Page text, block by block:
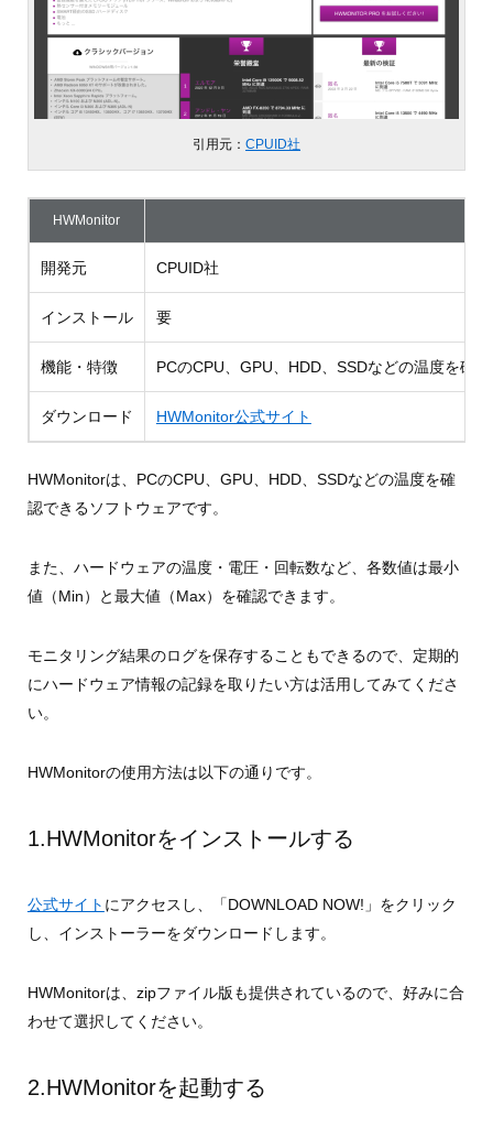
引用元： CPUID社
HWMonitor
開発元 CPUID社
インストール 要
機能・特徴 PCのCPU、GPU、HDD、SSDなどの温度を確
ダウンロード HWMonitor公式サイト
HWMonitorは、PCのCPU、GPU、HDD、SSDなどの温度を確
認できるソフトウェアです。
また、ハードウェアの温度・電圧・回転数など、各数値は最小
値（Min）と最大値（Max）を確認できます。
モニタリング結果のログを保存することもできるので、定期的
にハードウェア情報の記録を取りたい方は活用してみてくださ
い。
HWMonitorの使用方法は以下の通りです。
1.HWMonitorをインストールする
公式サイト にアクセスし、「DOWNLOAD NOW!」をクリック
し、インストーラーをダウンロードします。
HWMonitorは、zipファイル版も提供されているので、好みに合
わせて選択してください。
2.HWMonitorを起動する